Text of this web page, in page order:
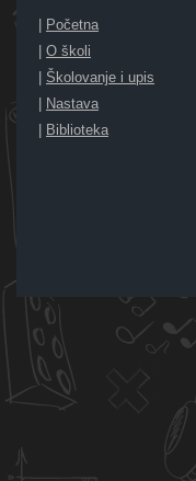
| Početna
| O školi
| Školovanje i upis
| Nastava
| Biblioteka